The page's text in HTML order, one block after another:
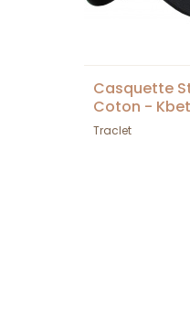
Casquette
Coton -
Traclet